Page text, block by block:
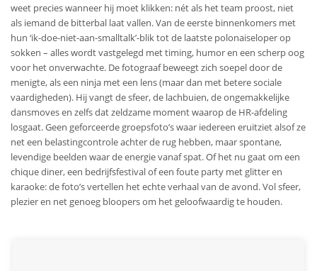
weet precies wanneer hij moet klikken: nét als het team proost, niet
als iemand de bitterbal laat vallen. Van de eerste binnenkomers met
hun ‘ik-doe-niet-aan-smalltalk’-blik tot de laatste polonaiseloper op
sokken – alles wordt vastgelegd met timing, humor en een scherp oog
voor het onverwachte. De fotograaf beweegt zich soepel door de
menigte, als een ninja met een lens (maar dan met betere sociale
vaardigheden). Hij vangt de sfeer, de lachbuien, de ongemakkelijke
dansmoves en zelfs dat zeldzame moment waarop de HR-afdeling
losgaat. Geen geforceerde groepsfoto’s waar iedereen eruitziet alsof ze
net een belastingcontrole achter de rug hebben, maar spontane,
levendige beelden waar de energie vanaf spat. Of het nu gaat om een
chique diner, een bedrijfsfestival of een foute party met glitter en
karaoke: de foto’s vertellen het echte verhaal van de avond. Vol sfeer,
plezier en net genoeg bloopers om het geloofwaardig te houden.